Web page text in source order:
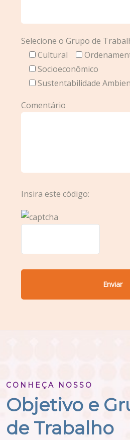
Selecione o Grupo de
Cultural
Socioeconômico
Sustentabilidade
Comentário
Insira este código:
CONHEÇA NOSSO
Objetivo e
de Trabalho